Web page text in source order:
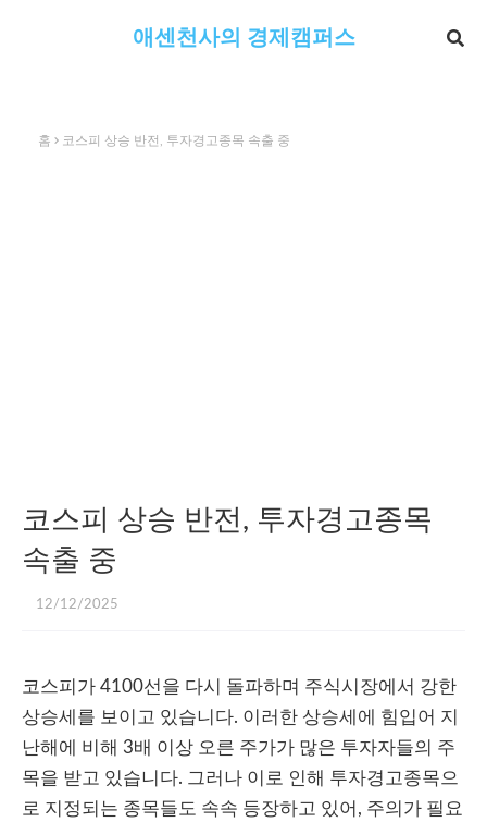
애센천사의 경제캠퍼스
홈 코스피 상승 반전, 투자경고종목 속출 중
코스피 상승 반전, 투자경고종목
속출 중
12/12/2025
코스피가 4100선을 다시 돌파하며 주식시장에서 강한
상승세를 보이고 있습니다. 이러한 상승세에 힘입어 지
난해에 비해 3배 이상 오른 주가가 많은 투자자들의 주
목을 받고 있습니다. 그러나 이로 인해 투자경고종목으
로 지정되는 종목들도 속속 등장하고 있어, 주의가 필요